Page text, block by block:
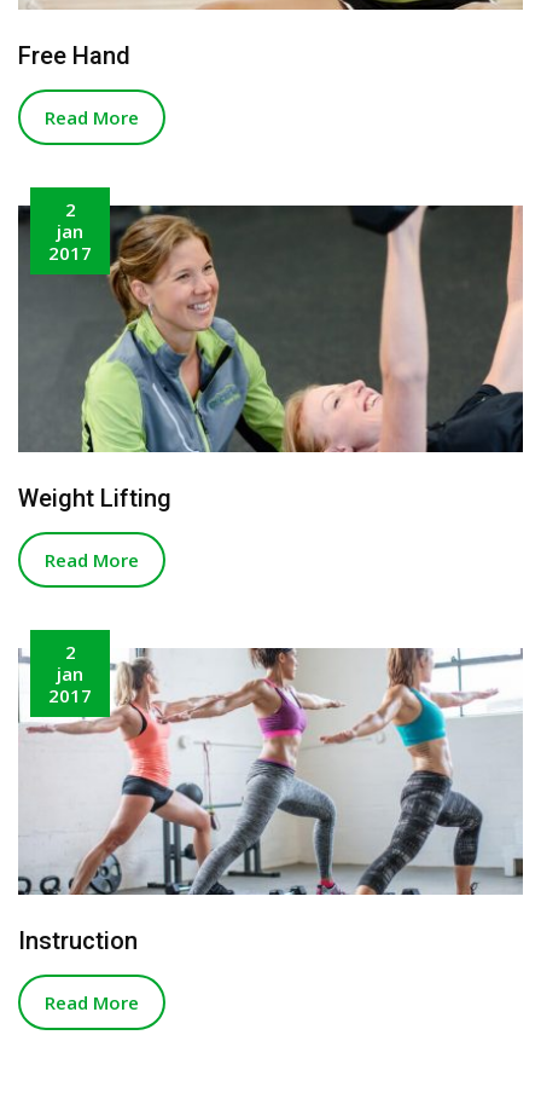
Free Hand
Read More
2
jan
2017
Weight Lifting
Read More
2
jan
2017
Instruction
Read More